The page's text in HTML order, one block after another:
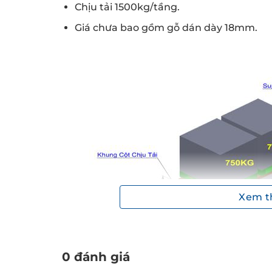
Chịu tải 1500kg/tầng.
Giá chưa bao gồm gỗ dán dày 18mm.
Xem
0 đánh giá